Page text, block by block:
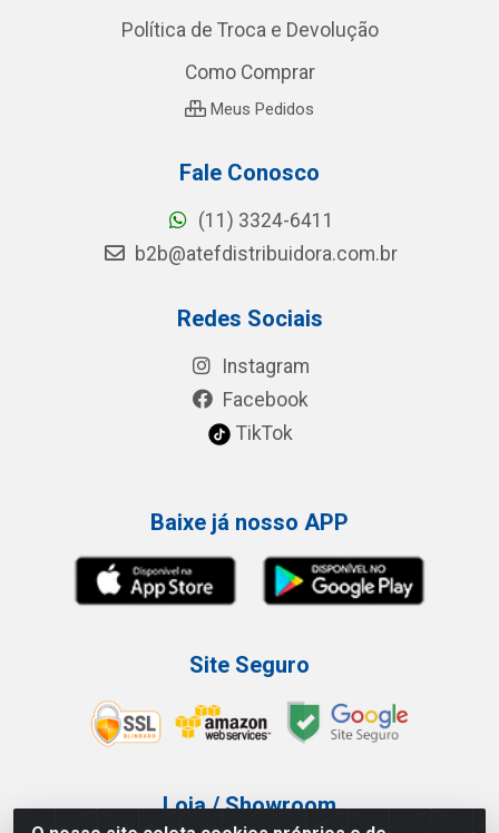
Política de Troca e Devolução
Como Comprar
Meus Pedidos
Fale Conosco
(11) 3324-6411
b2b@atefdistribuidora.com.br
Redes Sociais
Instagram
Facebook
TikTok
Baixe já nosso APP
Site Seguro
Loja / Showroom